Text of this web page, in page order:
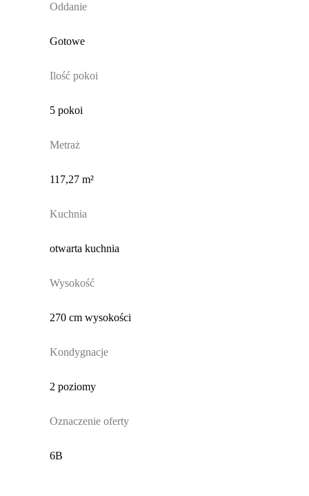
Oddanie
Gotowe
Ilość pokoi
5 pokoi
Metraż
117,27 m²
Kuchnia
otwarta kuchnia
Wysokość
270 cm wysokości
Kondygnacje
2 poziomy
Oznaczenie oferty
6B